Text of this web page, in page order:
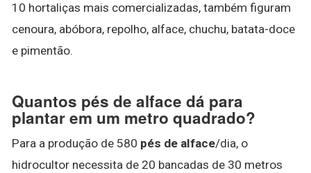
10 hortaliças mais comercializadas, também figuram
cenoura, abóbora, repolho, alface, chuchu, batata-doce
e pimentão.
Quantos pés de alface dá para
plantar em um metro quadrado?
Para a produção de 580 pés de alface/dia, o
hidrocultor necessita de 20 bancadas de 30 metros